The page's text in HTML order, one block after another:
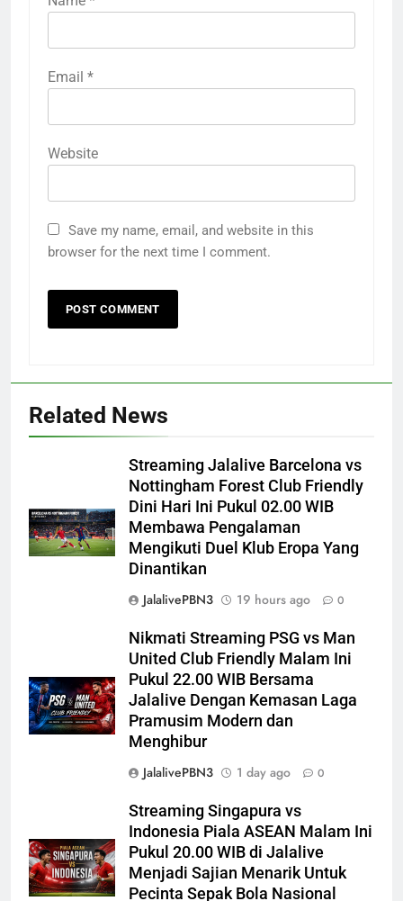
Email *
Website
Save my name, email, and website in this
browser for the next time I comment.
Related News
Streaming Jalalive Barcelona vs
Nottingham Forest Club Friendly
Dini Hari Ini Pukul 02.00 WIB
Membawa Pengalaman
Mengikuti Duel Klub Eropa Yang
Dinantikan
JalalivePBN3
19 hours ago 0
Nikmati Streaming PSG vs Man
United Club Friendly Malam Ini
Pukul 22.00 WIB Bersama
Jalalive Dengan Kemasan Laga
Pramusim Modern dan
Menghibur
JalalivePBN3
1 day ago 0
Streaming Singapura vs
Indonesia Piala ASEAN Malam Ini
Pukul 20.00 WIB di Jalalive
Menjadi Sajian Menarik Untuk
Pecinta Sepak Bola Nasional